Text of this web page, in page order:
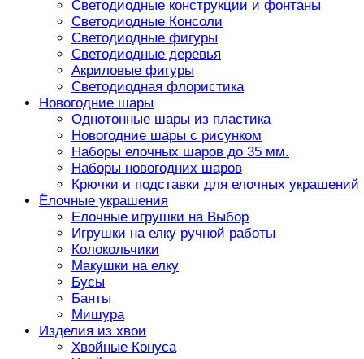
Светодиодные конструкции и фонтаны
Светодиодные Консоли
Светодиодные фигуры
Светодиодные деревья
Акриловые фигуры
Светодиодная флористика
Новогодние шары
Однотонные шары из пластика
Новогодние шары с рисунком
Наборы елочных шаров до 35 мм.
Наборы новогодних шаров
Крючки и подставки для елочных украшений
Ёлочные украшения
Елочные игрушки на Выбор
Игрушки на елку ручной работы
Колокольчики
Макушки на елку
Бусы
Банты
Мишура
Изделия из хвои
Хвойные Конуса